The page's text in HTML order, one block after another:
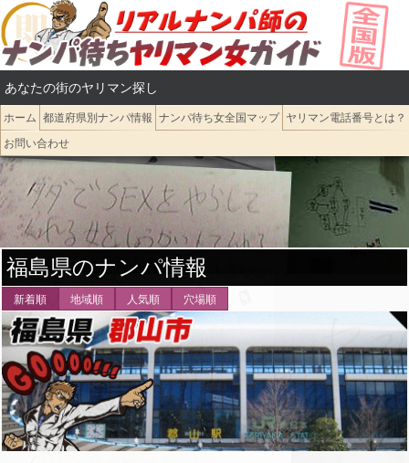
コ
ン
テ
ン
ツ
へ
ス
キ
プ
あなたの街のヤリマン探し
ホーム 都道府県別ナンパ情報 ナンパ待ち女全国マップ ヤリマン電話番号とは？
お問い合わせ
福島県のナンパ情報